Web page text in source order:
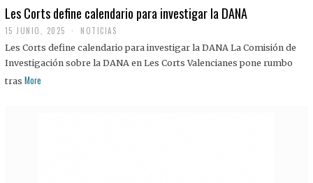
Les Corts define calendario para investigar la DANA
15 JUNIO, 2025 NOTICIAS
Les Corts define calendario para investigar la DANA La Comisión de
Investigación sobre la DANA en Les Corts Valencianes pone rumbo
tras More